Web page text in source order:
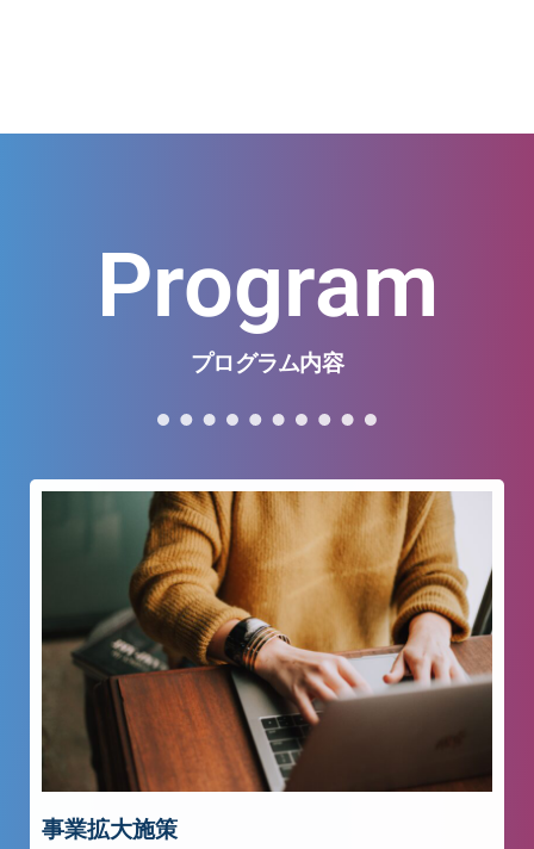
Program
プログラム内容
事業拡大施策